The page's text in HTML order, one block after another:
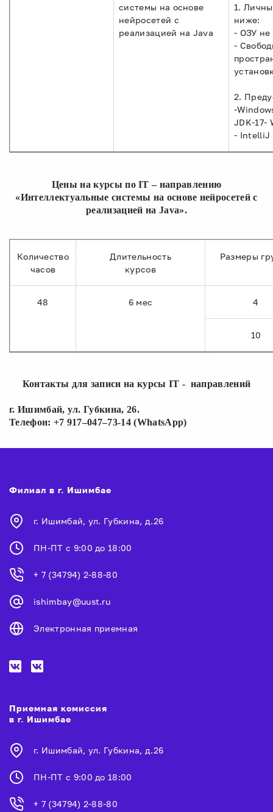
системы на основе
нейросетей с
реализацией на Java
1.
ниже:
- ОЗУ не
-
2.
-
JDK-17-
- IntelliJ
Цены на курсы по IT – направлению
«Интеллектуальные системы на основе нейросетей с
реализацией на Java».
Количество
часов
Длительность
курсов
Размеры
48 6 мес 4
10
Контакты для записи на курсы IT - направлений
г. Ишимбай, ул. Губкина, 26.
Телефон: +7 917–047–73-14 (WhatsApp)
Филиал в г. Ишимбае
г. Ишимбай, ул. Губкина, д.26
ПН-ПТ с 9:00 до 18:00
+ 7 (34794) 2-88-80
ishimbay@uust.ru
Электронная приемная
Приемная комиссия
в г. Ишимбае
г. Ишимбай, ул. Губкина, д.26
ПН-ПТ с 9:00 до 18:00
+ 7 (34794) 2-88-80